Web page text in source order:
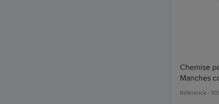
Chemise
Manches
Référence :